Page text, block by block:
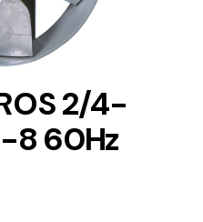
2/4-
8 60Hz